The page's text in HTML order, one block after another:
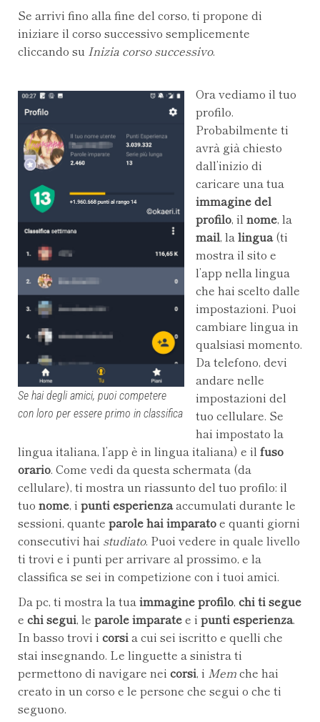
Se arrivi fino alla fine del corso, ti propone di
iniziare il corso successivo semplicemente
cliccando su Inizia corso successivo.
Se hai degli amici, puoi competere
con loro per essere primo in classifica
Ora vediamo il tuo
profilo.
Probabilmente ti
avrà già chiesto
dall’inizio di
caricare una tua
immagine del
profilo, ilnome, la
mail, lalingua(ti
mostra il sito e
l’app nella lingua
che hai scelto dalle
impostazioni. Puoi
cambiare lingua in
qualsiasi momento.
Da telefono, devi
andare nelle
impostazioni del
tuo cellulare. Se
hai impostato la
lingua italiana, l’app è in lingua italiana) e ilfuso
orario. Come vedi da questa schermata (da
cellulare), ti mostra un riassunto del tuo profilo: il
tuo nome, i punti esperienzaaccumulati durante le
sessioni, quante parole hai imparatoe quanti giorni
consecutivi hai studiato. Puoi vedere in quale livello
ti trovi e i punti per arrivare al prossimo, e la
classifica se sei in competizione con i tuoi amici.
Da pc, ti mostra la tuaimmagine profilo, chi ti segue
e chi segui, le parole imparatee i punti esperienza.
In basso trovi i corsia cui sei iscritto e quelli che
stai insegnando. Le linguette a sinistra ti
permettono di navigare nei corsi, i Memche hai
creato in un corso e le persone che segui o che ti
seguono.